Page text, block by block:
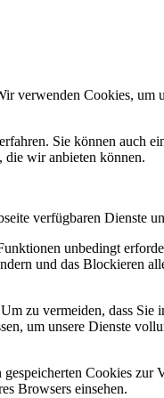
verwenden Cookies,
Sie können auch
die wir anbieten können.
verfügbaren Dienste
unbedingt
und das Blockieren
zu vermeiden, dass
um unsere Dienste
Cookies
Browsers einsehen.